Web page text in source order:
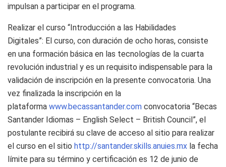
impulsan a participar en el programa.
Realizar el curso “Introducción a las Habilidades
Digitales”: El curso, con duración de ocho horas, consiste
en una formación básica en las tecnologías de la cuarta
revolución industrial y es un requisito indispensable para la
validación de inscripción en la presente convocatoria. Una
vez finalizada la inscripción en la
plataforma www.becassantander.com convocatoria “Becas
Santander Idiomas – English Select – British Council”, el
postulante recibirá su clave de acceso al sitio para realizar
el curso en el sitio http://santander.skills.anuies.mx la fecha
límite para su término y certificación es 12 de junio de